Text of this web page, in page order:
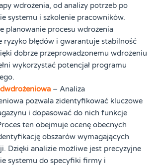
wdrożenia, od analizy potrzeb po
systemu i szkolenie pracowników.
planowanie procesu wdrożenia
ryzyko błędów i gwarantuje stabilność
dobrze przeprowadzonemu wdrożeniu
wykorzystać potencjał programu
– Analiza
pozwala zidentyfikować kluczowe
i dopasować do nich funkcje
ten obejmuje ocenę obecnych
obszarów wymagających
Dzięki analizie możliwe jest precyzyjne
systemu do specyfiki firmy i